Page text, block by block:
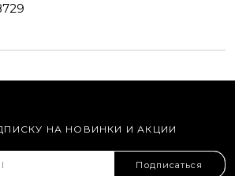
НА НОВИНКИ И АКЦИИ
Подписаться